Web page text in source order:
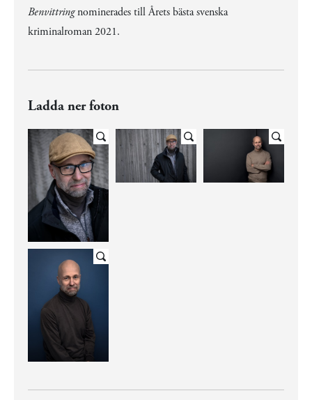
Benvittringnominerades till Årets bästa svenska
kriminalroman 2021.
Ladda ner foton